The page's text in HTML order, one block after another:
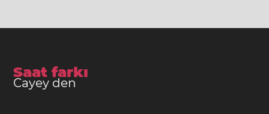
Saat farkı
Cayey den